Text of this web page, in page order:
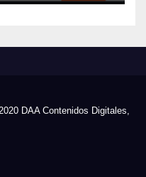
DAA Contenidos Digitales,